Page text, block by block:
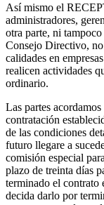
Así mismo el
administradores,
otra parte, ni
Consejo Directivo, no
calidades en
realicen actividades
ordinario.
Las partes
contratación
de las condiciones
futuro llegare a
comisión especial
plazo de treinta días
terminado el contrato
decida darlo por